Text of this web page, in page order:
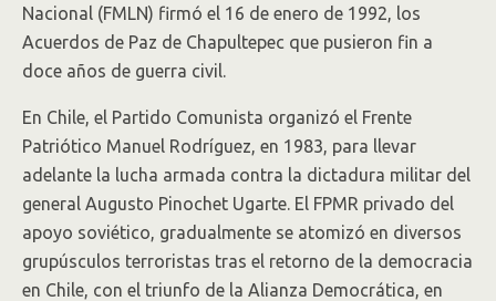
Nacional (FMLN) firmó el 16 de enero de 1992, los
Acuerdos de Paz de Chapultepec que pusieron fin a
doce años de guerra civil.
En Chile, el Partido Comunista organizó el Frente
Patriótico Manuel Rodríguez, en 1983, para llevar
adelante la lucha armada contra la dictadura militar del
general Augusto Pinochet Ugarte. El FPMR privado del
apoyo soviético, gradualmente se atomizó en diversos
grupúsculos terroristas tras el retorno de la democracia
en Chile, con el triunfo de la Alianza Democrática, en